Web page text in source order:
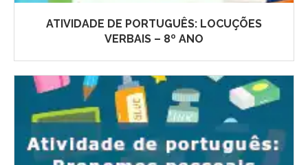
ATIVIDADE DE PORTUGUÊS: LOCUÇÕES
VERBAIS – 8º ANO